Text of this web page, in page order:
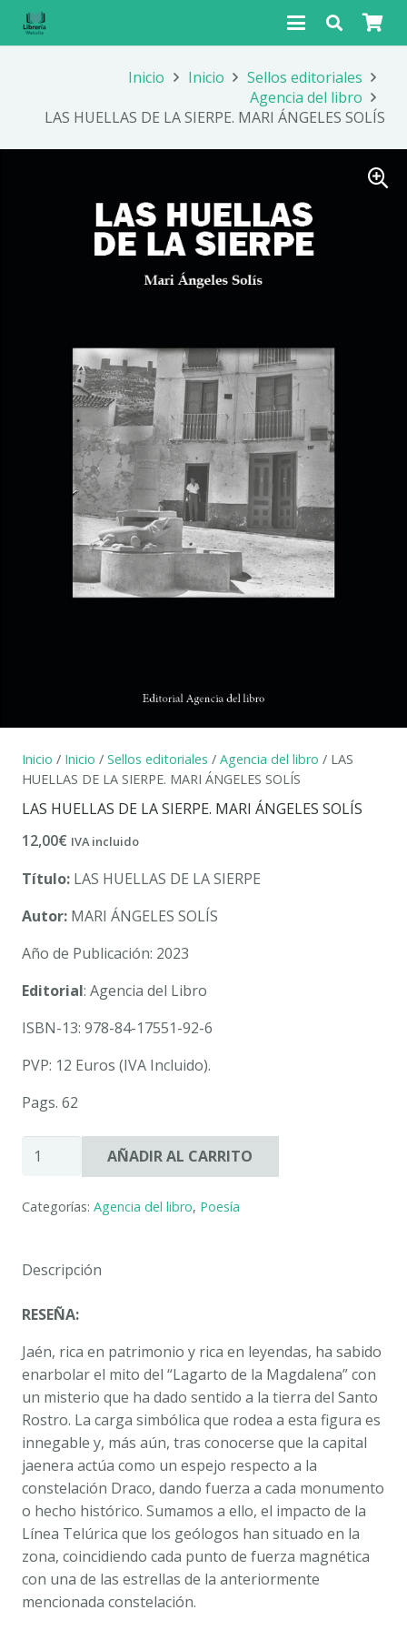
Inicio Inicio
Sellos editoriales
Agencia del libro
LAS HUELLAS DE LA SIERPE. MARI ÁNGELES SOLÍS
Inicio / Inicio / Sellos editoriales / Agencia del libro / LAS
HUELLAS DE LA SIERPE. MARI ÁNGELES SOLÍS
LAS HUELLAS DE LA SIERPE. MARI ÁNGELES SOLÍS
12,00€ IVA incluido
Título: LAS HUELLAS DE LA SIERPE
Autor: MARI ÁNGELES SOLÍS
Año de Publicación: 2023
Editorial: Agencia del Libro
ISBN-13: 978-84-17551-92-6
PVP: 12 Euros (IVA Incluido).
Pags. 62
LAS
LA
MARI
ÁNGELES
SOLÍS
AÑADIR AL CARRITO
Categorías: Agencia del libro, Poesía
Descripción
RESEÑA:
Jaén, rica en patrimonio y rica en leyendas, ha sabido
enarbolar el mito del “Lagarto de la Magdalena” con
un misterio que ha dado sentido a la tierra del Santo
Rostro. La carga simbólica que rodea a esta figura es
innegable y, más aún, tras conocerse que la capital
jaenera actúa como un espejo respecto a la
constelación Draco, dando fuerza a cada monumento
o hecho histórico. Sumamos a ello, el impacto de la
Línea Telúrica que los geólogos han situado en la
zona, coincidiendo cada punto de fuerza magnética
con una de las estrellas de la anteriormente
mencionada constelación.